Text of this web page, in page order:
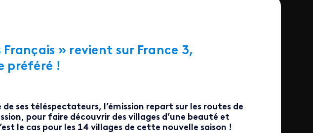
» revient sur France 3,
préféré !
ses téléspectateurs, l’émission repart sur les routes de
pour faire découvrir des villages d’une beauté et
le cas pour les 14 villages de cette nouvelle saison !